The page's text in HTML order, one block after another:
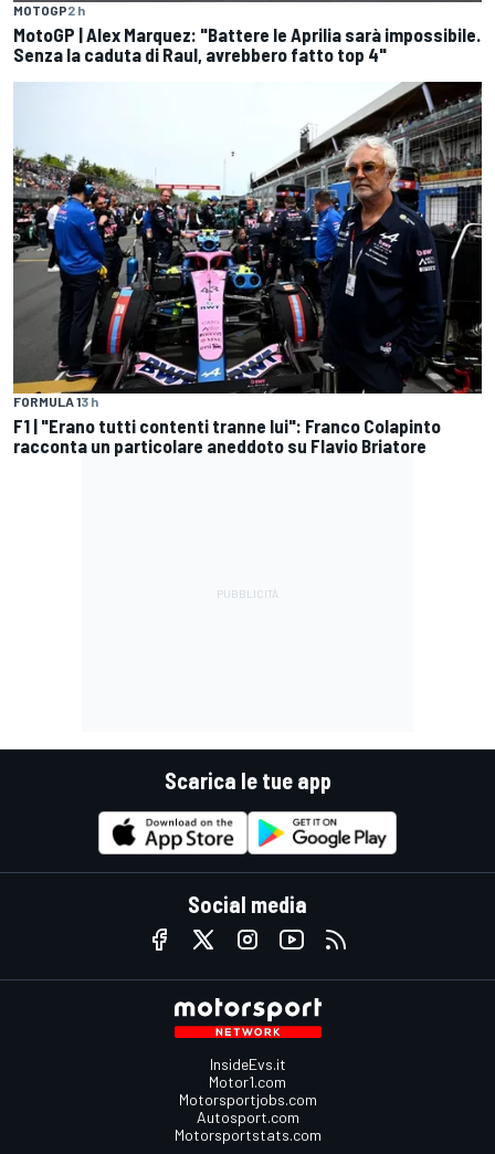
MOTOGP2 h
MotoGP | Alex Marquez: "Battere le Aprilia sarà impossibile.
Senza la caduta di Raul, avrebbero fatto top 4"
FORMULA 13 h
F1 | "Erano tutti contenti tranne lui": Franco Colapinto
racconta un particolare aneddoto su Flavio Briatore
Scarica le tue app
Social media
InsideEvs.it
Motor1.com
Motorsportjobs.com
Autosport.com
Motorsportstats.com